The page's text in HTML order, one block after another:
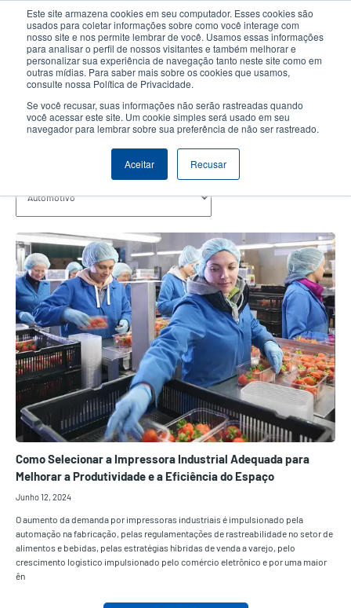
Este site armazena cookies em seu computador. Esses cookies são
usados para coletar informações sobre como você interage com
nosso site e nos permite lembrar de você. Usamos essas informações
para analisar o perfil de nossos visitantes e também melhorar e
personalizar sua experiência de navegação tanto neste site como em
outras mídias. Para saber mais sobre os cookies que usamos,
consulte nossa Política de Privacidade.
Se você recusar, suas informações não serão rastreadas quando
você acessar este site. Um cookie simples será usado em seu
navegador para lembrar sobre sua preferência de não ser rastreado.
Aceitar Recusar
conteúdo
principal
User
account
User
Header
Seletor de Produto Contactar Vendas
Automotivo
Como Selecionar a Impressora Industrial Adequada para
Melhorar a Produtividade e a Eficiência do Espaço
Junho 12, 2024
O aumento da demanda por impressoras industriais é impulsionado pela
automação na fabricação, pelas regulamentações de rastreabilidade no setor de
alimentos e bebidas, pelas estratégias híbridas de venda a varejo, pelo
crescimento logístico impulsionado pelo comércio eletrônico e por uma maior
ên